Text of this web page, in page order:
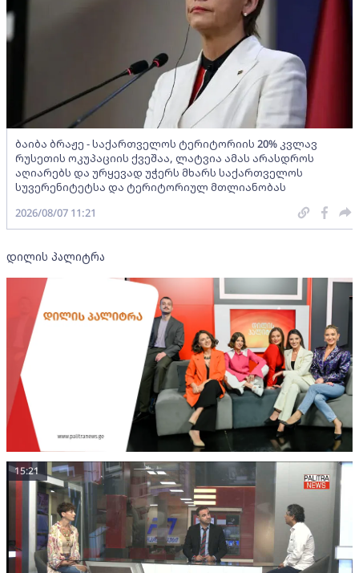
ბაიბა ბრაჟე - საქართველოს ტერიტორიის 20% კვლავ
რუსეთის ოკუპაციის ქვეშაა, ლატვია ამას არასდროს
აღიარებს და ურყევად უჭერს მხარს საქართველოს
სუვერენიტეტსა და ტერიტორიულ მთლიანობას
2026/08/07 11:21
დილის პალიტრა
15:21